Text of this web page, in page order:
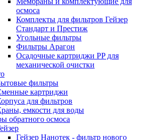
осмоса
Комплекты для фильтров Гейзер
Стандарт и Престиж
Угольные фильтры
Фильтры Арагон
Осадочные картриджи PP для
механической очистки
фильтры
картриджи
для фильтров
емкости для воды
обратного осмоса
Гейзер Нанотек - фильтр нового